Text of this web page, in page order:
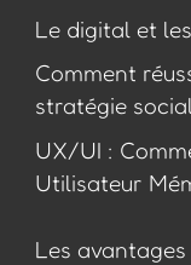
Le digital et
Comment
stratégie
UX/UI :
Utilisateur
Les